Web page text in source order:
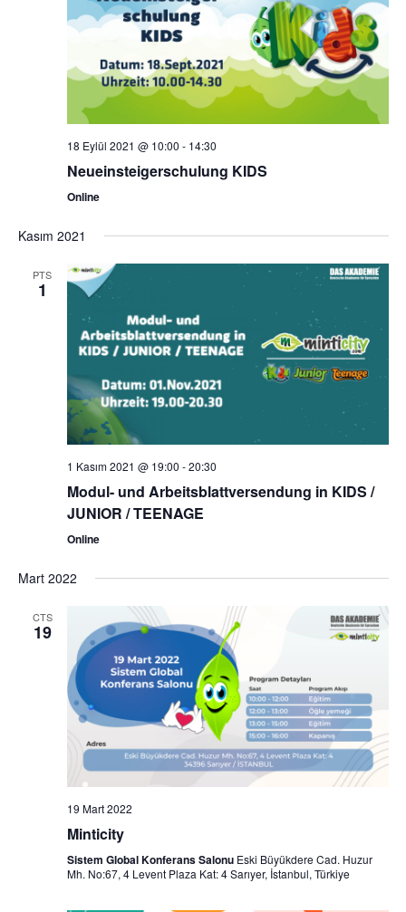
18 Eylül 2021 @ 10:00 - 14:30
Neueinsteigerschulung KIDS
Online
Kasım 2021
PTS
1
1 Kasım 2021 @ 19:00 -20:30
Modul- und Arbeitsblattversendung in KIDS /
JUNIOR / TEENAGE
Online
Mart 2022
CTS
19
19 Mart 2022
Minticity
Sistem Global Konferans Salonu Eski Büyükdere Cad. Huzur
Mh. No:67, 4 Levent Plaza Kat: 4 Sarıyer, İstanbul, Türkiye